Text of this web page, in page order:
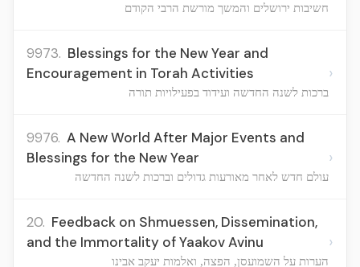
חשיבות ירושלים והמשך מורשת הרבי הקודם
9973. Blessings for the New Year and
Encouragement in Torah Activities
ברכות לשנה החדשה ועידוד בפעילויות תורה
›
9976. A New World After Major Events and
Blessings for the New Year
עולם חדש לאחר מאורעות גדולים וברכות לשנה החדשה
›
20. Feedback on Shmuessen, Dissemination,
and the Immortality of Yaakov Avinu
הערות על השמועסן, הפצה, ואלמות יעקב אבינו
›